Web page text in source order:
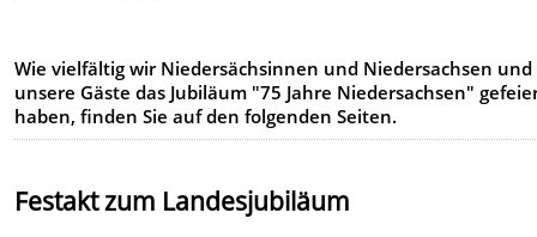
Wie vielfältig wir Niedersächsinnen und Niedersachsen und
unsere Gäste das Jubiläum "75 Jahre Niedersachsen"
haben, finden Sie auf den folgenden Seiten.
Festakt zum Landesjubiläum